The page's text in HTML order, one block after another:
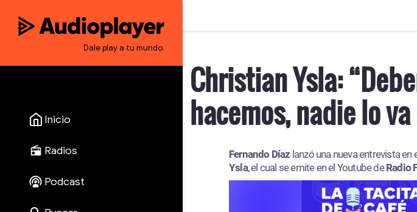
Dale play a tu mundo.
Inicio
Radios
Podcast